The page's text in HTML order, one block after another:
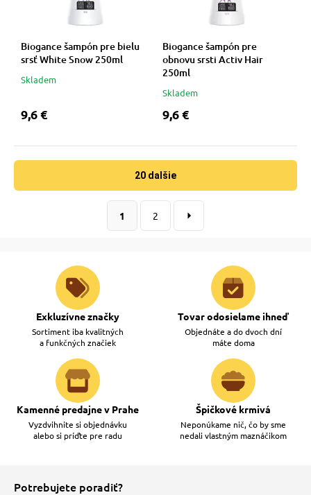
Biogance šampón pre bielu
srsť White Snow 250ml
Skladem
9,6 €
Biogance šampón pre
obnovu srsti Activ Hair
250ml
Skladem
9,6 €
20 dalšie
1 2
Exkluzívne značky
Sortiment iba kvalitných
a funkčných značiek
Tovar odosielame ihneď
Objednáte a do dvoch dní
máte doma
Kamenné predajne v Prahe
Vyzdvihnite si objednávku
alebo si príďte pre radu
Špičkové krmivá
Neponúkame nič, čo by sme
nedali vlastným maznáčikom
Potrebujete poradiť?